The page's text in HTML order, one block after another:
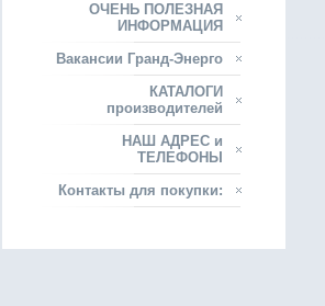
ОЧЕНЬ ПОЛЕЗНАЯ
ИНФОРМАЦИЯ
Вакансии Гранд-Энерго
КАТАЛОГИ
производителей
НАШ АДРЕС и
ТЕЛЕФОНЫ
Контакты для покупки: